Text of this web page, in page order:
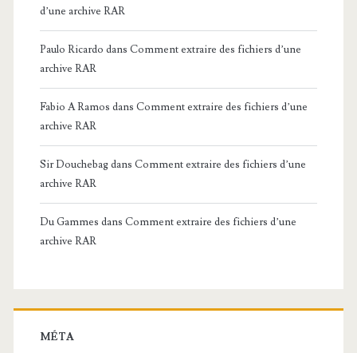
d’une archive RAR
Paulo Ricardo dans Comment extraire des fichiers d’une
archive RAR
Fabio A Ramos dans Comment extraire des fichiers d’une
archive RAR
Sir Douchebagdans Comment extraire des fichiers d’une
archive RAR
Du Gammes dans Comment extraire des fichiers d’une
archive RAR
MÉTA